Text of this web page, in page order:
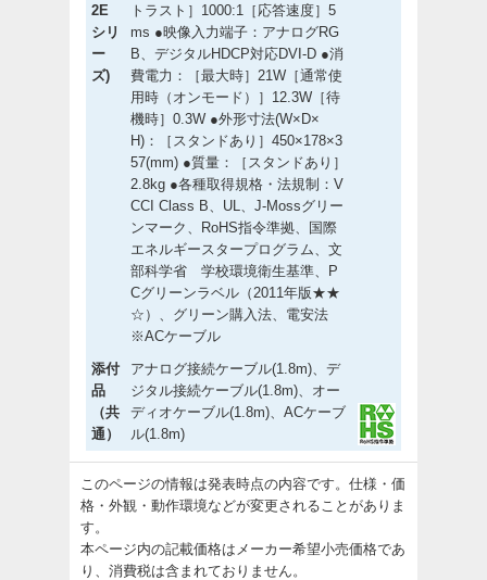
2E
シリ
ー
ズ)
トラスト］1000:1［応答速度］5
ms ●映像入力端子：アナログRG
B、デジタルHDCP対応DVI-D ●消
費電力：［最大時］21W［通常使
用時（オンモード）］12.3W［待
機時］0.3W ●外形寸法(W×D×
H)：［スタンドあり］450×178×3
57(mm) ●質量：［スタンドあり］
2.8kg ●各種取得規格・法規制：V
CCI Class B、UL、J-Mossグリー
ンマーク、RoHS指令準拠、国際
エネルギースタープログラム、文
部科学省 学校環境衛生基準、P
Cグリーンラベル（2011年版★★
☆）、グリーン購入法、電安法
※ACケーブル
添付
品
（共
通）
アナログ接続ケーブル(1.8m)、デ
ジタル接続ケーブル(1.8m)、オー
ディオケーブル(1.8m)、ACケーブ
ル(1.8m)
このページの情報は発表時点の内容です。仕様・価
格・外観・動作環境などが変更されることがありま
す。
本ページ内の記載価格はメーカー希望小売価格であ
り、消費税は含まれておりません。